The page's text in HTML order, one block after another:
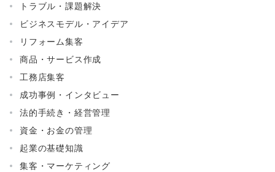
トラブル・課題解決
ビジネスモデル・アイデア
リフォーム集客
商品・サービス作成
工務店集客
成功事例・インタビュー
法的手続き・経営管理
資金・お金の管理
起業の基礎知識
集客・マーケティング